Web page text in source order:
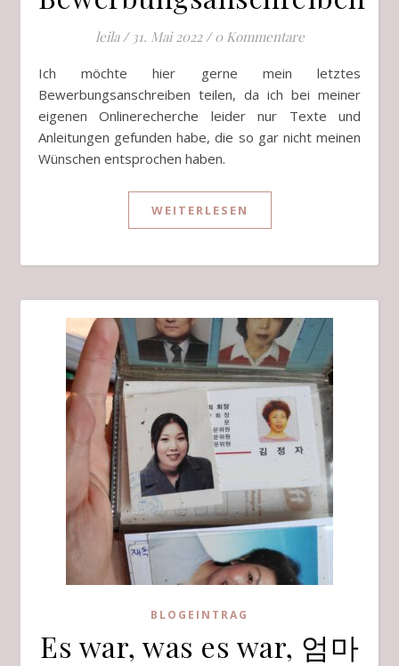
leila / 31. Mai 2022 / 0 Kommentare
Ich möchte hier gerne mein letztes
Bewerbungsanschreiben teilen, da ich bei meiner
eigenen Onlinerecherche leider nur Texte und
Anleitungen gefunden habe, die so gar nicht meinen
Wünschen entsprochen haben.
WEITERLESEN
BLOGEINTRAG
Es war, was es war, 엄마